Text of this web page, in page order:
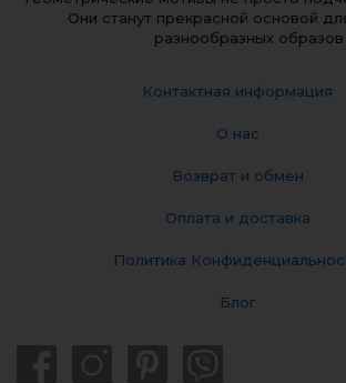
Они станут прекрасной основой
разнообразных образов
Контактная информация
О нас
Возврат и обмен
Оплата и доставка
Политика
Блог